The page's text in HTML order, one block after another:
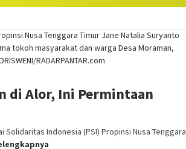
di Alor, Ini Permintaan
Solidaritas Indonesia (PSI) Propinsi Nusa Tenggara